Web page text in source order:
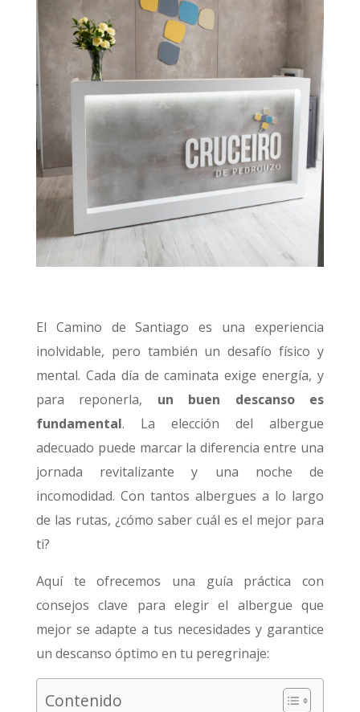
El Camino de Santiago es una experiencia
inolvidable, pero también un desafío físico y
mental. Cada día de caminata exige energía, y
para reponerla, un buen descanso es
fundamental. La elección del albergue
adecuado puede marcar la diferencia entre una
jornada revitalizante y una noche de
incomodidad. Con tantos albergues a lo largo
de las rutas, ¿cómo saber cuál es el mejor para
ti?
Aquí te ofrecemos una guía práctica con
consejos clave para elegir el albergue que
mejor se adapte a tus necesidades y garantice
un descanso óptimo en tu peregrinaje:
Contenido